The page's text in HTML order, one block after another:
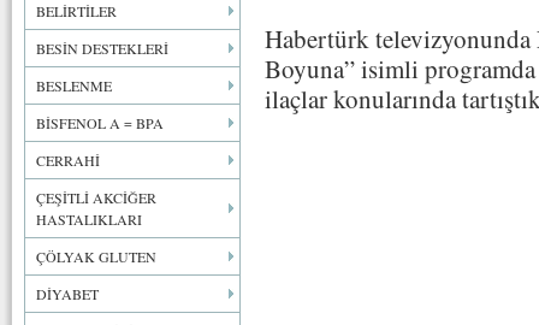
BELİRTİLER
BESİN DESTEKLERİ
BESLENME
BİSFENOL A = BPA
CERRAHİ
ÇEŞİTLİ AKCİĞER
HASTALIKLARI
ÇÖLYAK GLUTEN
DİYABET
Habertürk televizyonunda
Boyuna” isimli
ilaçlar konularında